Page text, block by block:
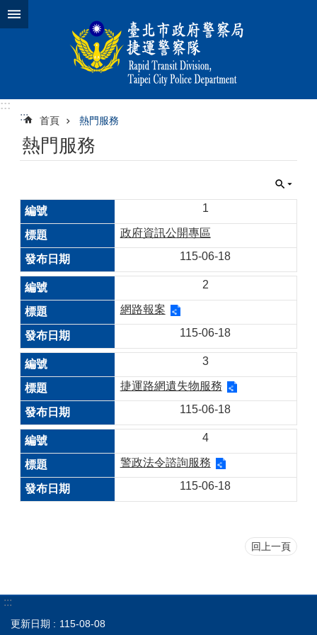
跳到主要內容區塊
:::
:::
首頁 熱門服務
熱門服務
1
政府資訊公開專區
115-06-18
2
網路報案
115-06-18
3
捷運路網遺失物服務
115-06-18
4
警政法令諮詢服務
115-06-18
回上一頁
:::
更新日期 115-08-08